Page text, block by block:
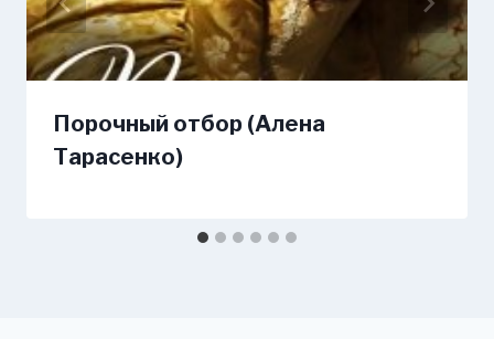
Порочный отбор (Алена
Тарасенко)